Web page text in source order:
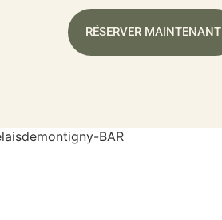
RÉSERVER MAINTENANT